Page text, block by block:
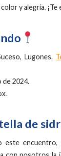
y alegría. ¡Te
Lugones.
de 2024.
de
este